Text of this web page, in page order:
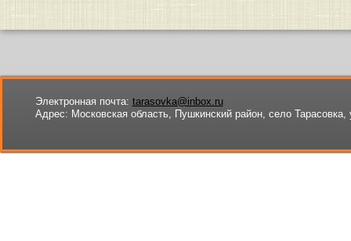
Электронная почта: tarasovka@inbox.ru
Адрес: Московская область, Пушкинский район, село